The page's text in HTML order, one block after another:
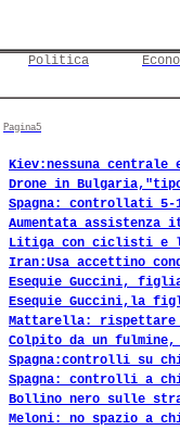
Politica
Pagina5
Kiev:nessuna
Drone in
Spagna: controllati 5-
Aumentata assistenza
Litiga con ciclisti
Iran:Usa accettino
Esequie Guccini,
Esequie Guccini,la
Mattarella:
Colpito da un fulmine,
Spagna:controlli su
Spagna: controlli a
Bollino nero sulle
Meloni: no spazio a